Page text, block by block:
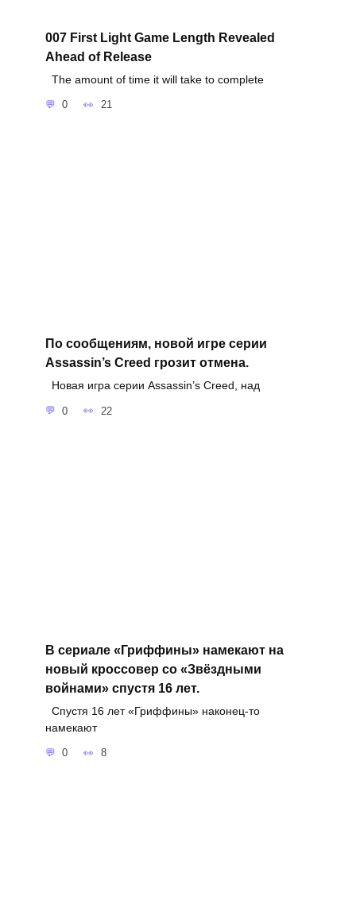
007 First Light Game Length Revealed
Ahead of Release
The amount of time it will take to complete
0 21
По сообщениям, новой игре серии
Assassin’s Creed грозит отмена.
Новая игра серии Assassin’s Creed, над
0 22
В сериале «Гриффины» намекают на
новый кроссовер со «Звёздными
войнами» спустя 16 лет.
Спустя 16 лет «Гриффины» наконец-то
намекают
0 8